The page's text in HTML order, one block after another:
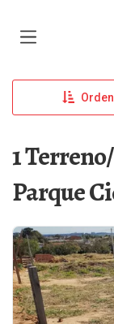
1
Parque